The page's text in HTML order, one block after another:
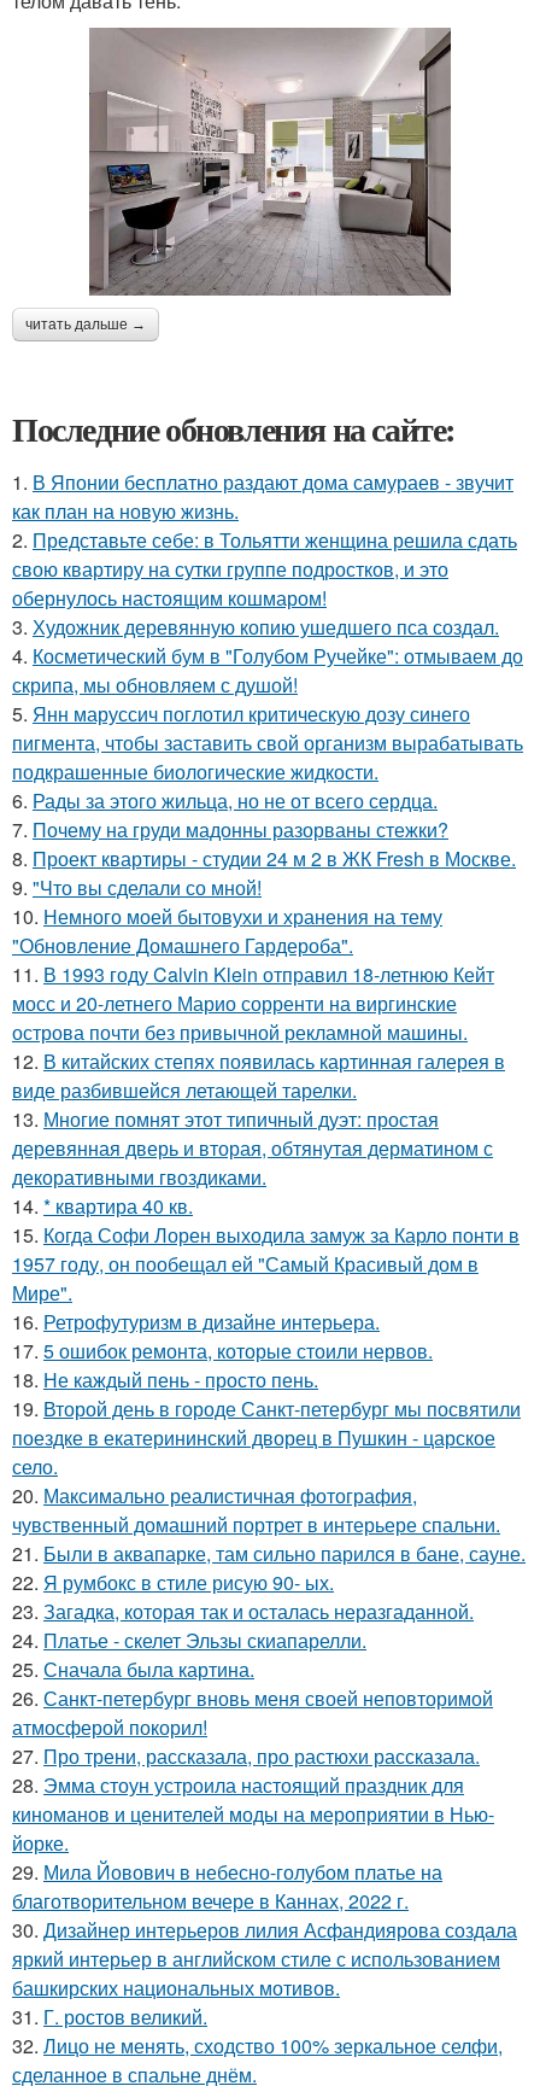
читать дальше →
Последние обновления на сайте:
1. В Японии бесплатно раздают дома самураев - звучит
как план на новую жизнь.
2. Представьте себе: в Тольятти женщина решила сдать
свою квартиру на сутки группе подростков, и это
обернулось настоящим кошмаром!
3. Художник деревянную копию ушедшего пса создал.
4. Косметический бум в "Голубом Ручейке": отмываем до
скрипа, мы обновляем с душой!
5. Янн маруссич поглотил критическую дозу синего
пигмента, чтобы заставить свой организм вырабатывать
подкрашенные биологические жидкости.
6. Рады за этого жильца, но не от всего сердца.
7. Почему на груди мадонны разорваны стежки?
8. Проект квартиры - студии 24 м 2 в ЖК Fresh в Москве.
9. "Что вы сделали со мной!
10. Немного моей бытовухи и хранения на тему
"Обновление Домашнего Гардероба".
11. В 1993 году Calvin Klein отправил 18-летнюю Кейт
мосс и 20-летнего Марио сорренти на виргинские
острова почти без привычной рекламной машины.
12. В китайских степях появилась картинная галерея в
виде разбившейся летающей тарелки.
13. Многие помнят этот типичный дуэт: простая
деревянная дверь и вторая, обтянутая дерматином с
декоративными гвоздиками.
14. * квартира 40 кв.
15. Когда Софи Лорен выходила замуж за Карло понти в
1957 году, он пообещал ей "Самый Красивый дом в
Мире".
16. Ретрофутуризм в дизайне интерьера.
17. 5 ошибок ремонта, которые стоили нервов.
18. Не каждый пень - просто пень.
19. Второй день в городе Санкт-петербург мы посвятили
поездке в екатерининский дворец в Пушкин - царское
село.
20. Максимально реалистичная фотография,
чувственный домашний портрет в интерьере спальни.
21. Были в аквапарке, там сильно парился в бане, сауне.
22. Я румбокс в стиле рисую 90- ых.
23. Загадка, которая так и осталась неразгаданной.
24. Платье - скелет Эльзы скиапарелли.
25. Сначала была картина.
26. Санкт-петербург вновь меня своей неповторимой
атмосферой покорил!
27. Про трени, рассказала, про растюхи рассказала.
28. Эмма стоун устроила настоящий праздник для
киноманов и ценителей моды на мероприятии в Нью-
йорке.
29. Мила Йовович в небесно-голубом платье на
благотворительном вечере в Каннах, 2022 г.
30. Дизайнер интерьеров лилия Асфандиярова создала
яркий интерьер в английском стиле с использованием
башкирских национальных мотивов.
31. Г. ростов великий.
32. Лицо не менять, сходство 100% зеркальное селфи,
сделанное в спальне днём.